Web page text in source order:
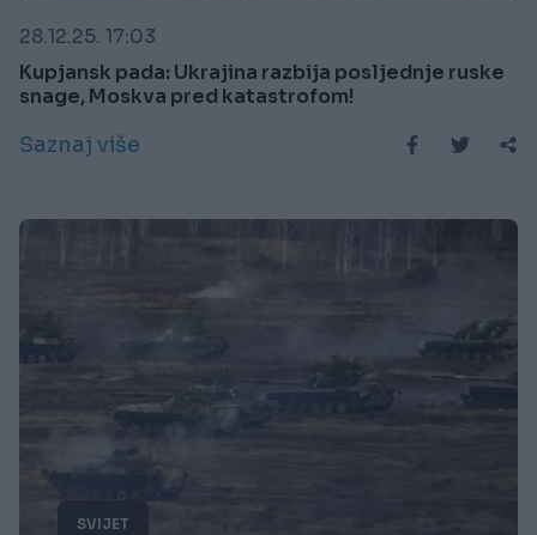
28.12.25. 17:03
Kupjansk pada: Ukrajina razbija posljednje ruske
snage, Moskva pred katastrofom!
Saznaj više
SVIJET